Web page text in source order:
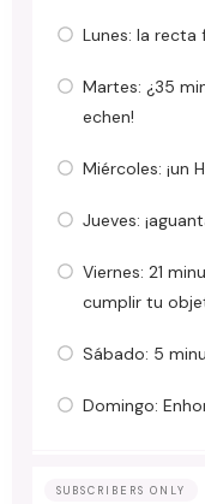
Lunes: la recta
Martes: ¿35
echen!
Miércoles: ¡un
Jueves:
Viernes: 21
cumplir tu
Sábado: 5
Domingo:
SUBSCRIBERS ONLY